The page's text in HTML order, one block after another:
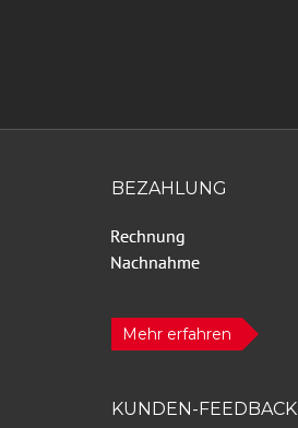
BEZAHLUNG
Mehr erfahren
KUNDEN-FEEDBACK